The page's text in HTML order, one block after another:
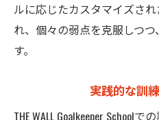
ルに応じたカスタマイズさ
れ、個々の弱点を克服しつ
す。
実践的な訓
THE WALL Goalkeeper School